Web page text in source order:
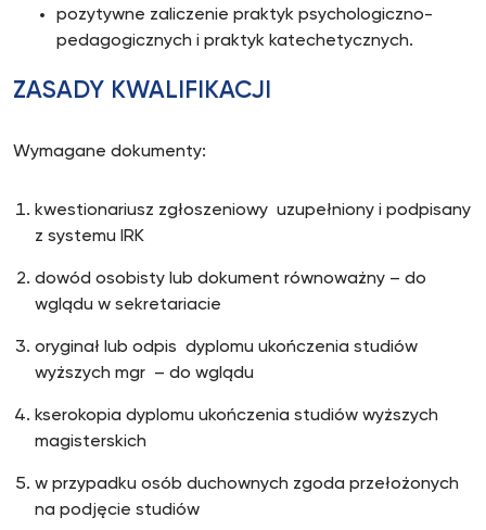
pozytywne zaliczenie praktyk psychologiczno-
pedagogicznych i praktyk katechetycznych.
ZASADY KWALIFIKACJI
Wymagane dokumenty:
kwestionariusz zgłoszeniowy uzupełniony i podpisany
z systemu IRK
dowód osobisty lub dokument równoważny – do
wglądu w sekretariacie
oryginał lub odpis dyplomu ukończenia studiów
wyższych mgr – do wglądu
kserokopia dyplomu ukończenia studiów wyższych
magisterskich
w przypadku osób duchownych zgoda przełożonych
na podjęcie studiów